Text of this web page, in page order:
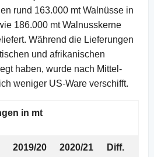
rund 163.000 mt Walnüsse in
186.000 mt Walnusskerne
Während die Lieferungen
und afrikanischen
haben, wurde nach Mittel-
weniger US-Ware verschifft.
in mt
2019/20 2020/21 Diff.